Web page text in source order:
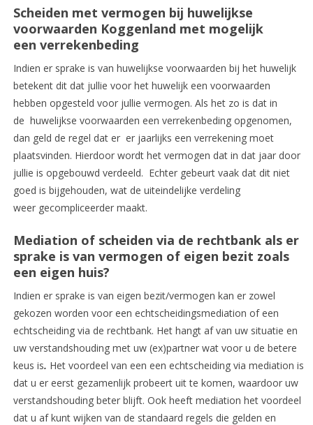
Scheiden met vermogen bij huwelijkse
voorwaarden Koggenland met mogelijk
een verrekenbeding
Indien er sprake is van huwelijkse voorwaarden bij het huwelijk
betekent dit dat jullie voor het huwelijk een voorwaarden
hebben opgesteld voor jullie vermogen. Als het zo is dat in
de huwelijkse voorwaarden een verrekenbeding opgenomen,
dan geld de regel dat er er jaarlijks een verrekening moet
plaatsvinden. Hierdoor wordt het vermogen dat in dat jaar door
jullie is opgebouwd verdeeld. Echter gebeurt vaak dat dit niet
goed is bijgehouden, wat de uiteindelijke verdeling
weer gecompliceerder maakt.
Mediation of scheiden via de rechtbank als er
sprake is van vermogen of eigen bezit zoals
een eigen huis?
Indien er sprake is van eigen bezit/vermogen kan er zowel
gekozen worden voor een echtscheidingsmediation of een
echtscheiding via de rechtbank. Het hangt af van uw situatie en
uw verstandshouding met uw (ex)partner wat voor u de betere
keus is. Het voordeel van een een echtscheiding via mediation is
dat u er eerst gezamenlijk probeert uit te komen, waardoor uw
verstandshouding beter blijft. Ook heeft mediation het voordeel
dat u af kunt wijken van de standaard regels die gelden en